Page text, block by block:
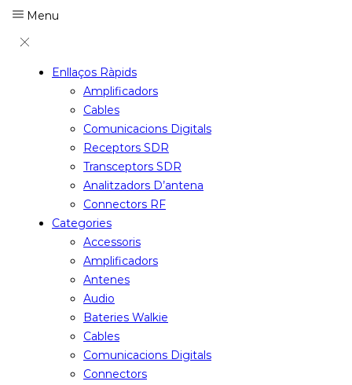
Menu
Enllaços Ràpids
Amplificadors
Cables
Comunicacions Digitals
Receptors SDR
Transceptors SDR
Analitzadors D’antena
Connectors RF
Categories
Accessoris
Amplificadors
Antenes
Audio
Bateries Walkie
Cables
Comunicacions Digitals
Connectors